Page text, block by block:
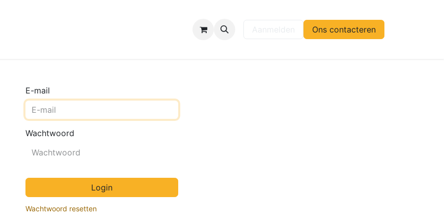
Help Ons contacteren
E-mail
Wachtwoord
Login
Wachtwoord resetten